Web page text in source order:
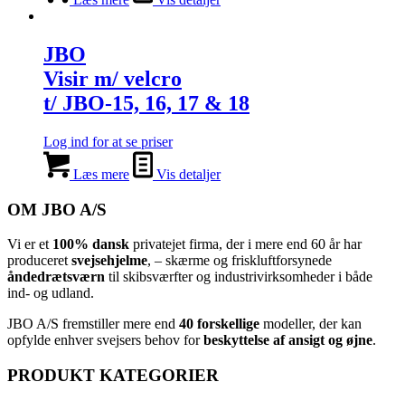
JBO
Visir m/ velcro
t/ JBO-15, 16, 17 & 18
Log ind for at se priser
Læs mere Vis detaljer
OM JBO A/S
Vi er et 100% dansk privatejet firma, der i mere end 60 år har
produceret svejsehjelme, – skærme og friskluftforsynede
åndedrætsværn til skibsværfter og industrivirksomheder i både
ind- og udland.
JBO A/S ⁦ fremstiller mere end 40 forskellige modeller, der kan
opfylde enhver svejsers behov forbeskyttelse af ansigt og øjne.⁩
PRODUKT KATEGORIER